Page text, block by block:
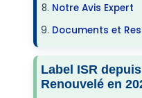
Notre Avis Expert
Documents et
Label ISR
Renouvelé en